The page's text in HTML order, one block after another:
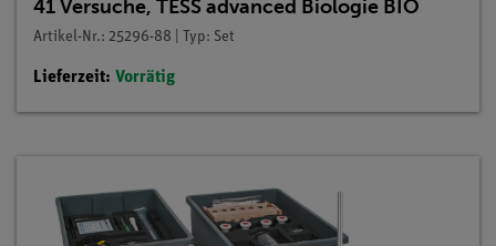
41 Versuche, TESS advanced Biologie BIO
Artikel-Nr.: 25296-88 | Typ: Set
Lieferzeit: Vorrätig